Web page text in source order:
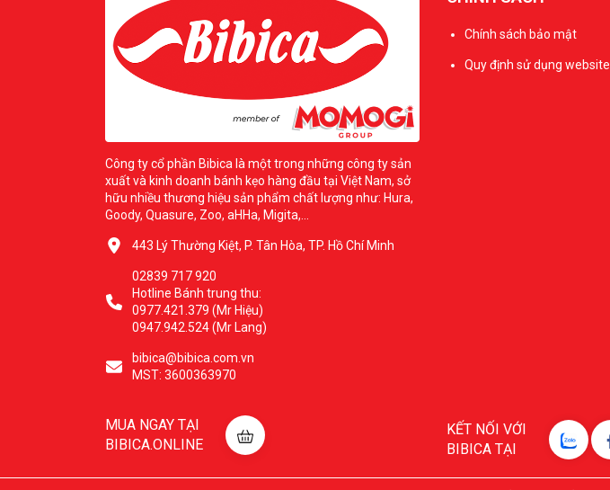
Công ty cổ phần Bibica là một trong những công ty sản
xuất và kinh doanh bánh kẹo hàng đầu tại Việt Nam, sở
hữu nhiều thương hiệu sản phẩm chất lượng như: Hura,
Goody, Quasure, Zoo, aHHa, Migita,...
443 Lý Thường Kiệt, P. Tân Hòa, TP. Hồ Chí Minh
02839 717 920
Hotline Bánh trung thu:
0977.421.379 (Mr Hiệu)
0947.942.524 (Mr Lang)
bibica@bibica.com.vn
MST: 3600363970
Chính sách bảo mật
Quy định sử dụng website
MUA NGAY TẠI
BIBICA.ONLINE
KẾT NỐI VỚI
BIBICA TẠI